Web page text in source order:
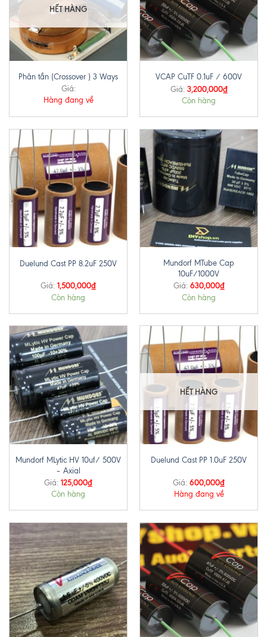
HẾT HÀNG
Phân tần (Crossover ) 3 Ways
Giá:
Hàng đang về
VCAP CuTF 0.1uF / 600V
Giá: 3,200,000₫
Còn hàng
Duelund Cast PP 8.2uF 250V
Giá: 1,500,000₫
Còn hàng
Mundorf MTube Cap
10uF/1000V
Giá: 630,000₫
Còn hàng
Mundorf MLytic HV 10uf/ 500V
– Axial
Giá: 125,000₫
Còn hàng
HẾT HÀNG
Duelund Cast PP 1.0uF 250V
Giá: 600,000₫
Hàng đang về